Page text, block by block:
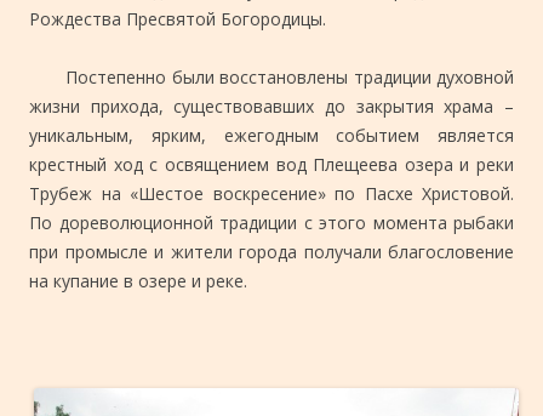
Рождества Пресвятой Богородицы.
Постепенно были восстановлены традиции духовной
жизни прихода, существовавших до закрытия храма –
уникальным, ярким, ежегодным событием является
крестный ход с освящением вод Плещеева озера и реки
Трубеж на «Шестое воскресение» по Пасхе Христовой.
По дореволюционной традиции с этого момента рыбаки
при промысле и жители города получали благословение
на купание в озере и реке.